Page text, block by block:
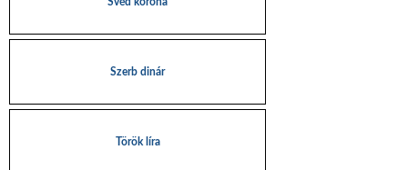
Szerb dinár
Török líra